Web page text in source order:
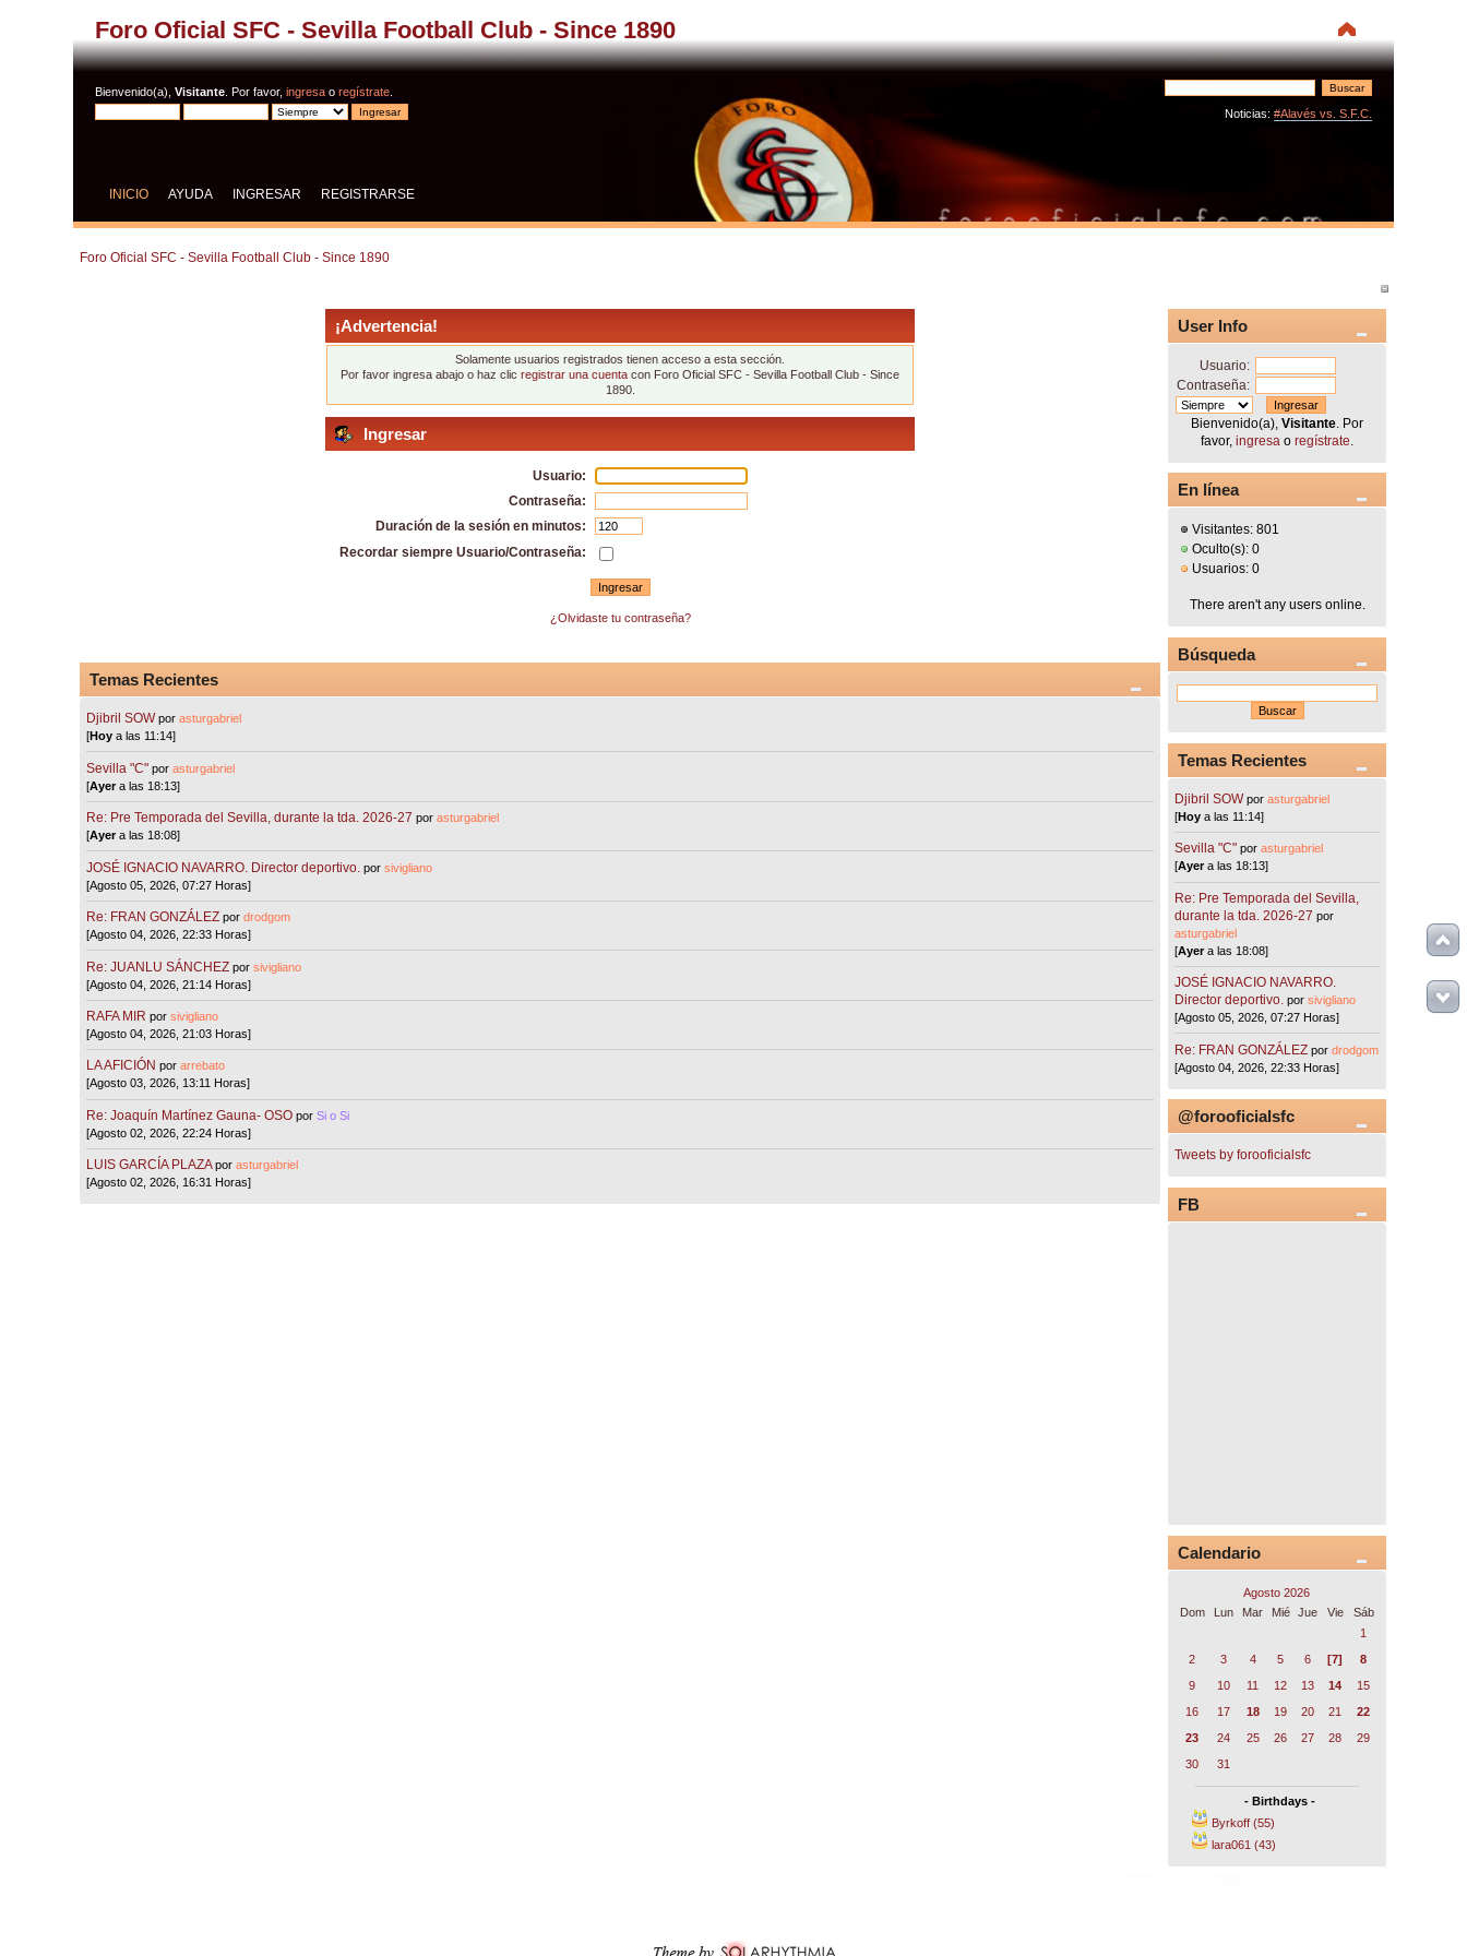
Foro Oficial SFC - Sevilla Football Club - Since 1890
Bienvenido(a),Visitante . Por favor,ingresa oregístrate
Noticias: #Alavés vs. S.F.C.
INICIO AYUDA INGRESAR REGISTRARSE
Foro Oficial SFC - Sevilla Football Club - Since 1890
¡Advertencia!
Solamente usuarios registrados tienen acceso a esta sección.
Por favor ingresa abajo o haz clicregistrar una cuenta con Foro Oficial SFC - Sevilla Football Club - Since
1890.
Ingresar
Usuario:
Contraseña:
Duración de la sesión en minutos:
Recordar siempre Usuario/Contraseña:
¿Olvidaste tu contraseña?
Temas Recientes
Djibril SOW porasturgabriel
[Hoy a las 11:14]
Sevilla "C"porasturgabriel
[Ayera las 18:13]
Re: Pre Temporada del Sevilla, durante la tda. 2026-27 porasturgabriel
[Ayera las 18:08]
JOSÉ IGNACIO NAVARRO. Director deportivo. porsivigliano
[Agosto 05, 2026, 07:27 Horas]
Re: FRAN GONZÁLEZ pordrodgom
[Agosto 04, 2026, 22:33 Horas]
Re: JUANLU SÁNCHEZ porsivigliano
[Agosto 04, 2026, 21:14 Horas]
RAFA MIR porsivigliano
[Agosto 04, 2026, 21:03 Horas]
LA AFICIÓN porarrebato
[Agosto 03, 2026, 13:11 Horas]
Re: Joaquín Martínez Gauna- OSO porSi o Si
[Agosto 02, 2026, 22:24 Horas]
LUIS GARCÍA PLAZA porasturgabriel
[Agosto 02, 2026, 16:31 Horas]
User Info
Usuario:
Contraseña:
Bienvenido(a),Visitante . Por
favor,ingresa oregístrate
En línea
Visitantes: 801
Oculto(s): 0
Usuarios: 0
There aren't any users online.
Búsqueda
Temas Recientes
Djibril SOW porasturgabriel
[Hoy a las 11:14]
Sevilla "C"porasturgabriel
[Ayera las 18:13]
Re: Pre Temporada del Sevilla,
durante la tda. 2026-27 por
asturgabriel
[Ayera las 18:08]
JOSÉ IGNACIO NAVARRO.
Director deportivo. porsivigliano
[Agosto 05, 2026, 07:27 Horas]
Re: FRAN GONZÁLEZ pordrodgom
[Agosto 04, 2026, 22:33 Horas]
@forooficialsfc
Tweets by forooficialsfc
FB
Calendario
Agosto 2026
Dom
Lun Mar Mié Jue Vie
Sáb
1
2
3 4 5 6 [7]
8
9
10 11 12 13 14
15
16
17 18 19 20 21
22
23
24 25 26 27 28
29
30
31
- Birthdays -
Byrkoff (55)
lara061 (43)